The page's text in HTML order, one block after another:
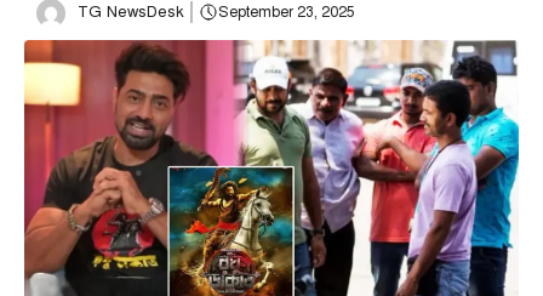
TG NewsDesk September 23, 2025